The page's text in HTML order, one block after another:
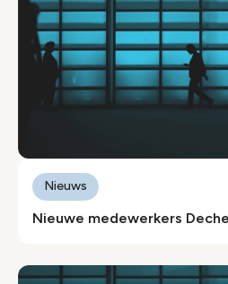
Nieuwe medewerkers
Nieuws